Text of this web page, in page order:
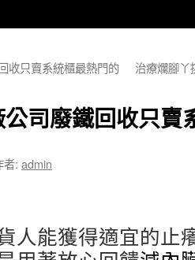
收只賣系統櫃最熱門的
治療爛腳丫
司廢鐵回收只賣
者: admin
人能獲得適宜的止